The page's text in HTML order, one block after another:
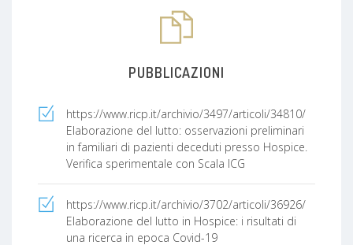
PUBBLICAZIONI
https://www.ricp.it/archivio/3497/articoli/34810/
Elaborazione del lutto: osservazioni preliminari
in familiari di pazienti deceduti presso Hospice.
Verifica sperimentale con Scala ICG
https://www.ricp.it/archivio/3702/articoli/36926/
Elaborazione del lutto in Hospice: i risultati di
una ricerca in epoca Covid-19